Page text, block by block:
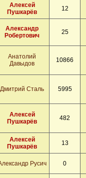
Алексей
Пушкарёв
12
Александр
Робертович
25
Анатолий
Давыдов
10866
Дмитрий Сталь 5995
Алексей
Пушкарёв
482
Алексей
Пушкарёв
13
Русич 0